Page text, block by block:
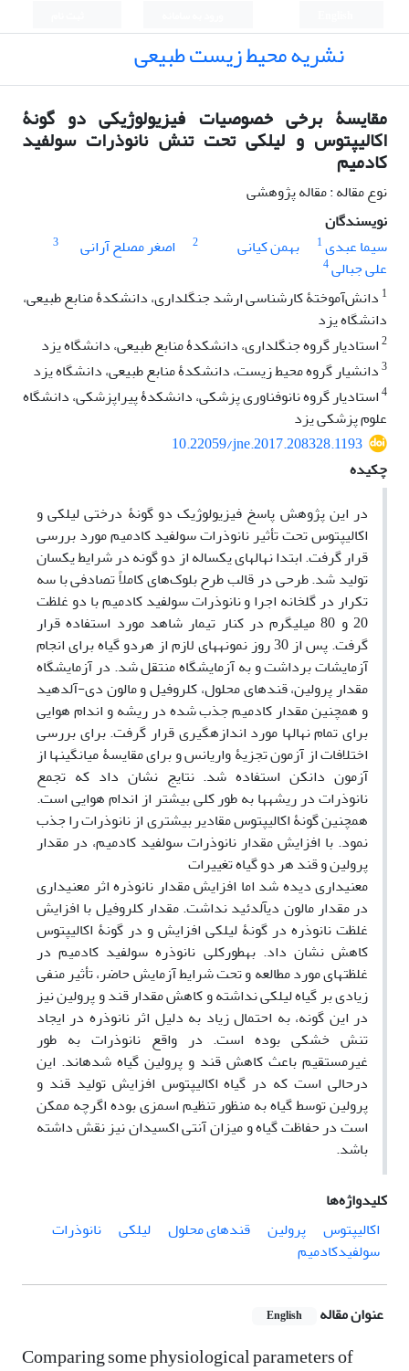
نشریه محیط زیست طبیعی
مقایسۀ برخی خصوصیات فیزیولوژیکی دو گونۀ
اکالیپتوس و لیلکی تحت تنش نانوذرات سولفید
کادمیم
نوع مقاله : مقاله پژوهشی
نویسندگان
سیما عبدی1 بهمن کیانی 2 اصغر مصلح آرانی 3
علی جبالی4
1 دانش‌آموختۀ کارشناسی ارشد جنگلداری، دانشکدۀ منابع طبیعی،
دانشگاه یزد
2استادیار گروه جنگلداری، دانشکدۀ منابع طبیعی، دانشگاه یزد
3دانشیار گروه محیط زیست، دانشکدۀ منابع طبیعی، دانشگاه یزد
4استادیار گروه نانوفناوری پزشکی، دانشکدۀ پیراپزشکی، دانشگاه
علوم پزشکی یزد
10.22059/jne.2017.208328.1193
چکیده
در این پژوهش پاسخ فیزیولوژیک دو گونۀ درختی لیلکی و
اکالیپتوس تحت تأثیر نانوذرات سولفید کادمیم مورد بررسی
قرار گرفت. ابتدا نهال­های یک­ساله از دو گونه در شرایط یکسان
تولید شد. طرحی در قالب طرح بلوک‌های کاملاً تصادفی با سه
تکرار در گلخانه اجرا و نانوذرات سولفید کادمیم با دو غلظت
20 و 80 میلی­گرم در کنار تیمار شاهد مورد استفاده قرار
گرفت. پس از 30 روز نمونه­های لازم از هردو گیاه برای انجام
آزمایشات برداشت و به آزمایشگاه منتقل شد. در آزمایشگاه
مقدار پرولین، قندهای محلول، کلروفیل و مالون دی-آلدهید
و همچنین مقدار کادمیم جذب شده در ریشه و اندام هوایی
برای تمام نهال­ها مورد اندازه­گیری قرار گرفت. برای بررسی
اختلافات از آزمون تجزیۀ واریانس و برای مقایسۀ میانگین­ها از
آزمون دانکن استفاده شد. نتایج نشان داد که تجمع
نانوذرات در ریشه­ها به طور کلی بیشتر از اندام هوایی است.
همچنین گونۀ اکالیپتوس مقادیر بیشتری از نانوذرات را جذب
نمود. با افزایش مقدار نانوذرات سولفید کادمیم، در مقدار
پرولین و قند هر دو گیاه تغییرات
معنی­داری دیده شد اما افزایش مقدار نانوذره اثر معنی­داری
در مقدار مالون دی­آلدئید نداشت. مقدار کلروفیل با افزایش
غلظت نانوذره در گونۀ لیلکی افزایش و در گونۀ اکالیپتوس
کاهش نشان داد. به­طور­کلی نانوذره سولفید کادمیم در
غلظت­های مورد مطالعه و تحت شرایط آزمایش حاضر، تأثیر منفی
زیادی بر گیاه لیلکی نداشته و کاهش مقدار قند و پرولین نیز
در این گونه، به احتمال زیاد به دلیل اثر نانوذره در ایجاد
تنش خشکی بوده است. در واقع نانوذرات به طور
غیرمستقیم باعث کاهش قند و پرولین گیاه شده­اند. این
درحالی­ است که در گیاه اکالیپتوس افزایش تولید قند و
پرولین توسط گیاه به منظور تنظیم اسمزی بوده اگرچه ممکن
است در حفاظت گیاه و میزان آنتی اکسیدان نیز نقش داشته
باشد.
کلیدواژه‌ها
اکالیپتوس
پرولین قندهای محلول لیلکی
نانوذرات
سولفیدکادمیم
عنوان مقاله English
Comparing some physiological parameters of